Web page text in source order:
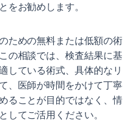
をお勧めします。
ための無料または低額の術
の相談では、検査結果に基
している術式、具体的なリ
、医師が時間をかけて丁寧
ることが目的ではなく、情
してご活用ください。